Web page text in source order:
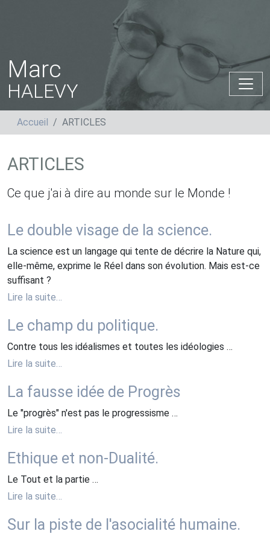
Marc
HALEVY
Accueil ARTICLES
ARTICLES
Ce que j'ai à dire au monde sur le Monde !
Le double visage de la science.
La science est un langage qui tente de décrire la Nature qui,
elle-même, exprime le Réel dans son évolution. Mais est-ce
suffisant ?
Lire la suite…
Le champ du politique.
Contre tous les idéalismes et toutes les idéologies …
Lire la suite…
La fausse idée de Progrès
Le "progrès" n'est pas le progressisme …
Lire la suite…
Ethique et non-Dualité.
Le Tout et la partie …
Lire la suite…
Sur la piste de l'asocialité humaine.